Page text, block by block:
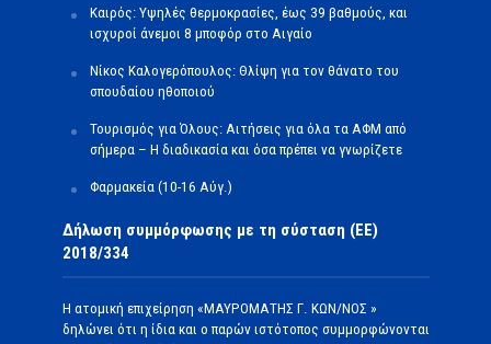
Καιρός: Υψηλές θερμοκρασίες, έως 39 βαθμούς, και
ισχυροί άνεμοι 8 μποφόρ στο Αιγαίο
Νίκος Καλογερόπουλος: Θλίψη για τον θάνατο του
σπουδαίου ηθοποιού
Τουρισμός για Όλους: Αιτήσεις για όλα τα ΑΦΜ από
σήμερα – Η διαδικασία και όσα πρέπει να γνωρίζετε
Φαρμακεία (10-16 Αύγ.)
Δήλωση συμμόρφωσης με τη σύσταση (ΕΕ)
2018/334
Η ατομική επιχείρηση «ΜΑΥΡΟΜΑΤΗΣ Γ. ΚΩΝ/ΝΟΣ »
δηλώνει ότι η ίδια και ο παρών ιστότοπος συμμορφώνονται